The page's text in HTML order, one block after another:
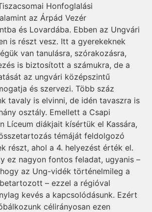
Honfoglalási
az Árpád Vezér
és Lovardába. Ebben az Ungvári
is részt vesz. Itt a gyerekeknek
van tanulásra, szórakozásra,
is biztosított a számukra, de a
az ungvári középszintű
és szervezi. Több száz
tavaly is elvinni, de idén tavaszra is
osztály. Emellett a Csapi
Líceum diákjait kísértük el Kassára,
témáját feldolgozó
részt, ahol a 4. helyezést érték el.
ez nagyon fontos feladat, ugyanis –
az Ung-vidék történelmileg a
– ezzel a régióval
kevés a kapcsolódásunk. Ezért
célirányosan ezen